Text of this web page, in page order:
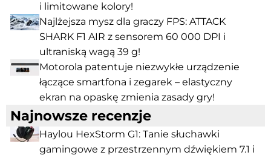
i limitowane kolory!
Najlżejsza mysz dla graczy FPS: ATTACK
SHARK F1 AIR z sensorem 60 000 DPI i
ultraniską wagą 39 g!
Motorola patentuje niezwykłe urządzenie
łączące smartfona i zegarek – elastyczny
ekran na opaskę zmienia zasady gry!
Najnowsze recenzje
Haylou HexStorm G1: Tanie słuchawki
gamingowe z przestrzennym dźwiękiem 7.1 i